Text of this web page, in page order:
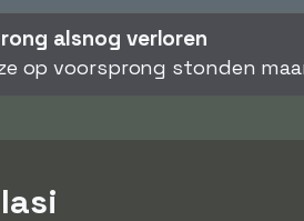
alsnog verloren
op voorsprong stonden